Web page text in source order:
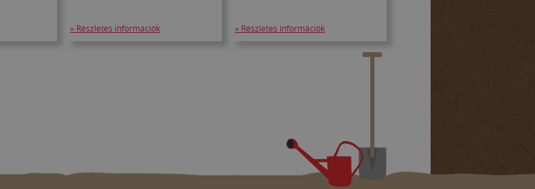
» Részletes információk » Részletes információk